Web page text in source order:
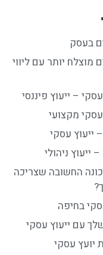
בעסק
מוצלח יותר עם ליווי
– ייעוץ פיננסי
מקצועי
ייעוץ עסקי
ייעוץ ניהולי
החשובה שצריכה
בחיפה
עם ייעוץ עסקי
יועץ עסקי